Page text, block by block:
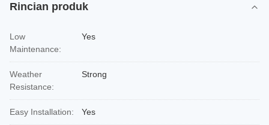
Rincian produk
Low
Maintenance:
Yes
Weather
Resistance:
Strong
Easy Installation: Yes